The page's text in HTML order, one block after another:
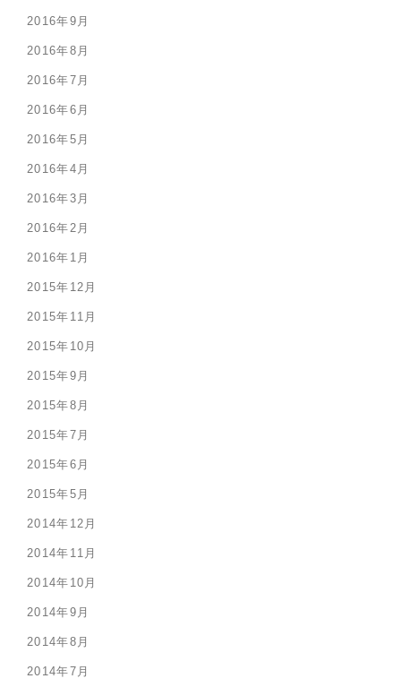
2016年9月
2016年8月
2016年7月
2016年6月
2016年5月
2016年4月
2016年3月
2016年2月
2016年1月
2015年12月
2015年11月
2015年10月
2015年9月
2015年8月
2015年7月
2015年6月
2015年5月
2014年12月
2014年11月
2014年10月
2014年9月
2014年8月
2014年7月